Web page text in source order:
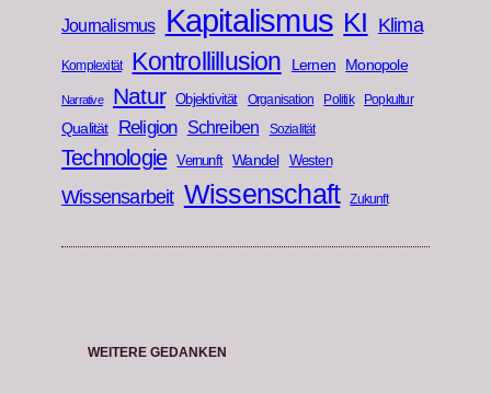
Journalismus Kapitalismus KI Klima
Komplexität Kontrollillusion Lernen Monopole
Narrative Natur Objektivität Organisation Politik Popkultur
Qualität Religion Schreiben Sozialität
Technologie Vernunft Wandel Westen
Wissensarbeit Wissenschaft Zukunft
WEITERE GEDANKEN